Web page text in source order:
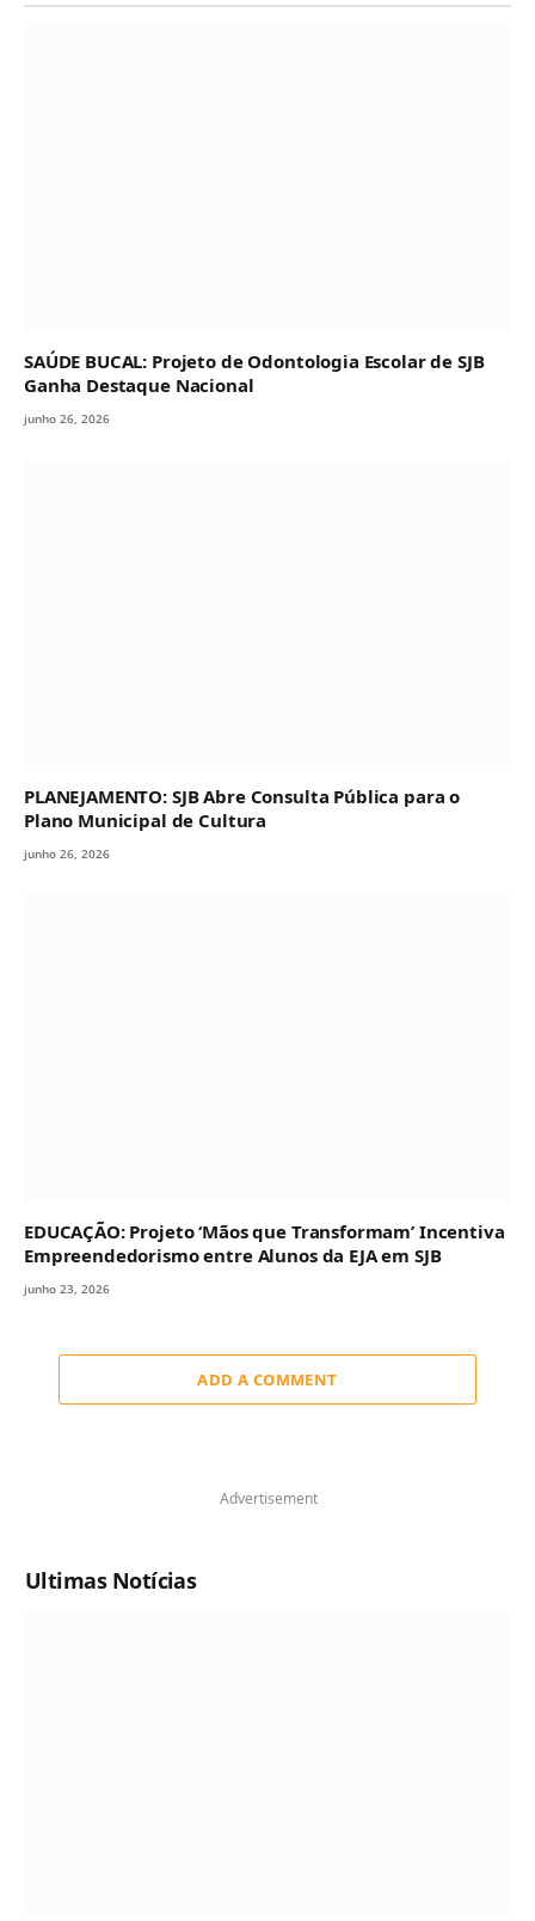
SAÚDE BUCAL: Projeto de Odontologia Escolar de SJB
Ganha Destaque Nacional
junho 26, 2026
PLANEJAMENTO: SJB Abre Consulta Pública para o
Plano Municipal de Cultura
junho 26, 2026
EDUCAÇÃO: Projeto ‘Mãos que Transformam’ Incentiva
Empreendedorismo entre Alunos da EJA em SJB
junho 23, 2026
ADD A COMMENT
Advertisement
Ultimas Notícias